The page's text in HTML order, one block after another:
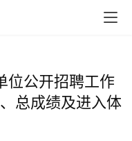
位公开招聘工作
总成绩及进入体